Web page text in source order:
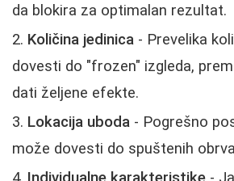
da blokira za optimalan rezultat.
Količina jedinica - Prevelika
dovesti do "frozen" izgleda,
dati željene efekte.
Lokacija uboda - Pogrešno
može dovesti do spuštenih